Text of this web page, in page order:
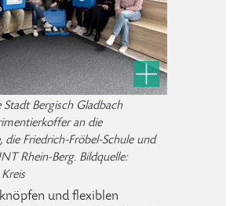
Bergisch Gladbach
an die
die Friedrich-Fröbel-Schule und
Rhein-Berg. Bildquelle:
und flexiblen